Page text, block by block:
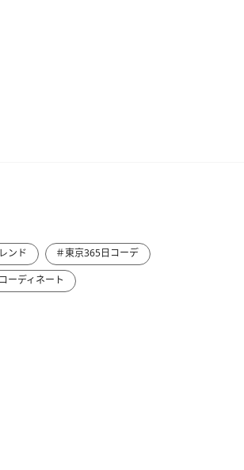
ンド
＃東京365日コーデ
コーディネート